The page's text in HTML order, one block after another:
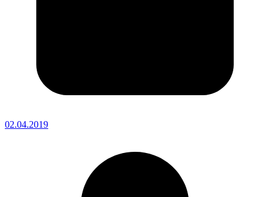
02.04.2019